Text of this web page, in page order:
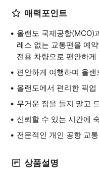
매력포인트
올랜도 국제공항(MCO)
레스 없는 교통편을 예
전용 차량으로 편안하게
편안하게 여행하며 올
올랜도에서 편리한 픽
무거운 짐을 들지 말고
신뢰할 수 있는 시간에
전문적인 개인 공항 교
상품설명